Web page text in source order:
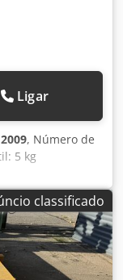
Ligar
2009, Número de
5 kg
classificado